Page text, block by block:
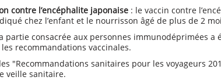
contre l’encéphalite japonaise : le vaccin contre
chez l’enfant et le nourrisson âgé de plus de 2
partie consacrée aux personnes immunodéprimées a
recommandations vaccinales.
"Recommandations sanitaires pour les voyageurs
veille sanitaire.